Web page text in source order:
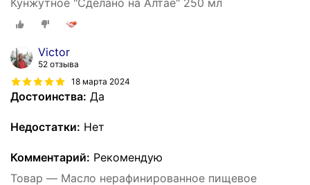
Victor
52 отзыва
18 марта 2024
Достоинства: Да
Недостатки: Нет
Комментарий: Рекомендую
Товар — Масло нерафинированное пищевое